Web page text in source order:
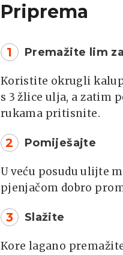
Priprema
1 Premažite lim
Koristite okrugli
s 3 žlice ulja, a zatim
rukama pritisnite.
2 Pomiješajte
U veću posudu ulijte
pjenjačom dobro
3 Slažite
Kore lagano